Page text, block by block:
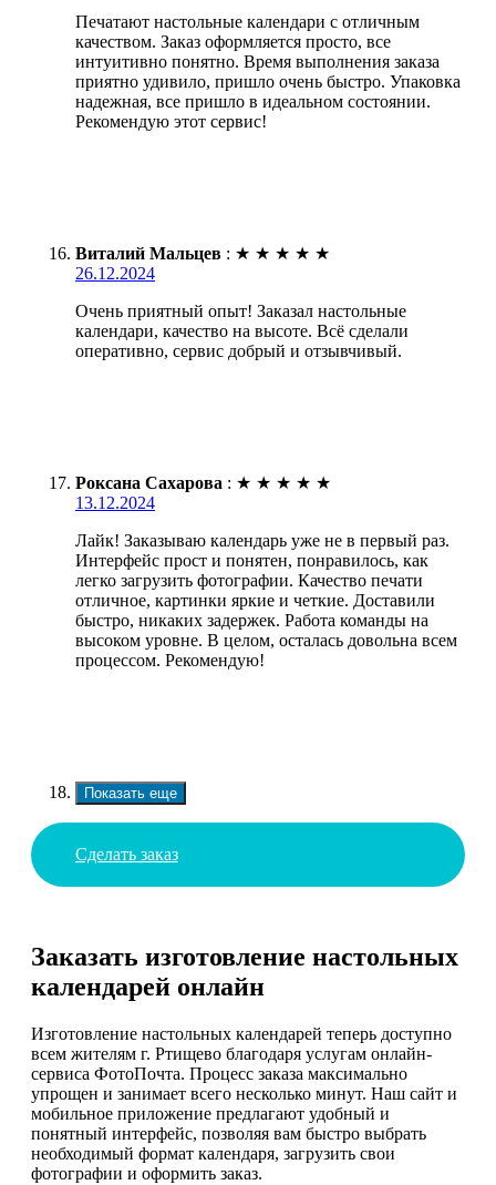
Печатают настольные календари с отличным
качеством. Заказ оформляется просто, все
интуитивно понятно. Время выполнения заказа
приятно удивило, пришло очень быстро. Упаковка
надежная, все пришло в идеальном состоянии.
Рекомендую этот сервис!
Виталий Мальцев : ★ ★ ★ ★ ★
26.12.2024
Очень приятный опыт! Заказал настольные
календари, качество на высоте. Всё сделали
оперативно, сервис добрый и отзывчивый.
Роксана Сахарова : ★ ★ ★ ★ ★
13.12.2024
Лайк! Заказываю календарь уже не в первый раз.
Интерфейс прост и понятен, понравилось, как
легко загрузить фотографии. Качество печати
отличное, картинки яркие и четкие. Доставили
быстро, никаких задержек. Работа команды на
высоком уровне. В целом, осталась довольна всем
процессом. Рекомендую!
Показать еще
Сделать заказ
Заказать изготовление настольных
календарей онлайн
Изготовление настольных календарей теперь доступно
всем жителям г. Ртищево благодаря услугам онлайн-
сервиса ФотоПочта. Процесс заказа максимально
упрощен и занимает всего несколько минут. Наш сайт и
мобильное приложение предлагают удобный и
понятный интерфейс, позволяя вам быстро выбрать
необходимый формат календаря, загрузить свои
фотографии и оформить заказ.